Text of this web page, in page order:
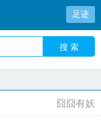
足迹
搜 索
囧囧有妖